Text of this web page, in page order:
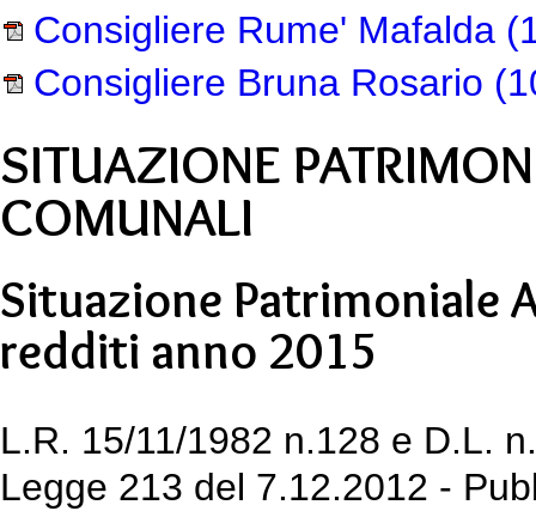
Consigliere Rume' Mafalda
Consigliere Bruna Rosario
SITUAZIONE
COMUNALI
Situazione Patrimoniale
redditi anno 2015
L.R. 15/11/1982 n.128 e D.L.
Legge 213 del 7.12.2012 -